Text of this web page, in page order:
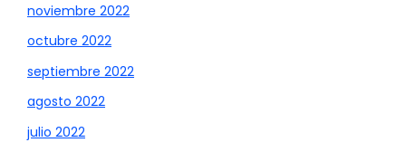
noviembre 2022
octubre 2022
septiembre 2022
agosto 2022
julio 2022